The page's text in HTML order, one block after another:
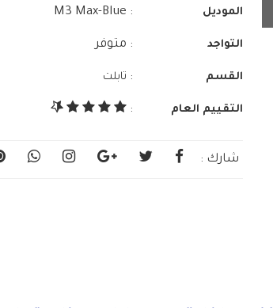
الموديل : M3 Max-Blue
التواجد : متوفر
القسم : تابلت
التقييم العام :
شارك :